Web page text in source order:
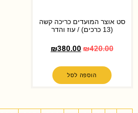
סט אוצר המועדים כריכה קשה
(13 כרכים) / עוז והדר
₪420.00
₪380.00
הוספה לסל